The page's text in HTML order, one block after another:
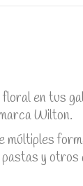
floral en tus
Wilton.
múltiples
y otros